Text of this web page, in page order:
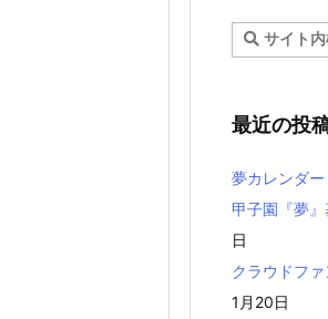
最近の投
夢カレンダー
甲子園『夢』
日
クラウドフ
1月20日